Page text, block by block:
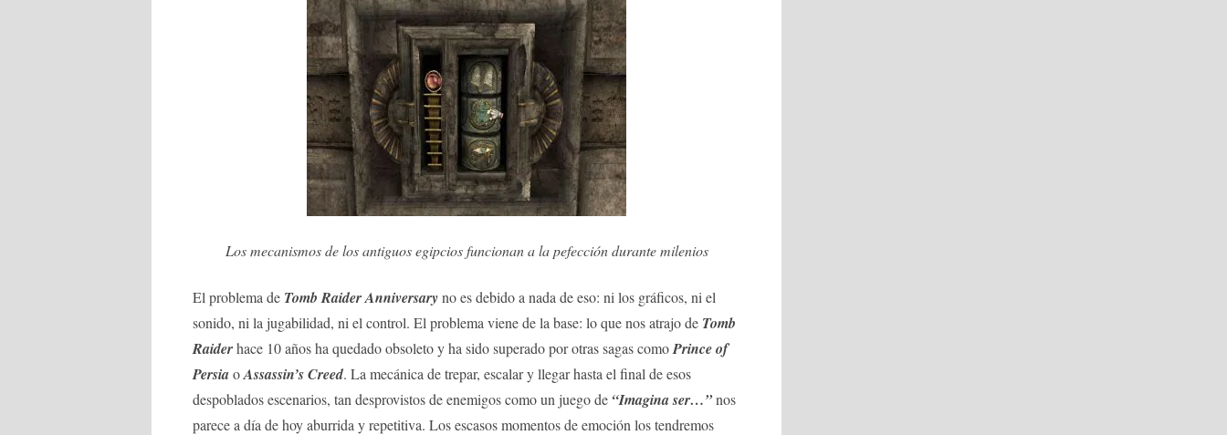
Los mecanismos de los antiguos egipcios funcionan a la pefección durante milenios
El problema de Tomb Raider Anniversaryno es debido a nada de eso: ni los gráficos, ni el
sonido, ni la jugabilidad, ni el control. El problema viene de la base: lo que nos atrajo de Tomb
Raiderhace 10 años ha quedado obsoleto y ha sido superado por otras sagas comoPrince of
PersiaoAssassin’s Creed. La mecánica de trepar, escalar y llegar hasta el final de esos
despoblados escenarios, tan desprovistos de enemigos como un juego de “Imagina ser…”nos
parece a día de hoy aburrida y repetitiva. Los escasos momentos de emoción los tendremos